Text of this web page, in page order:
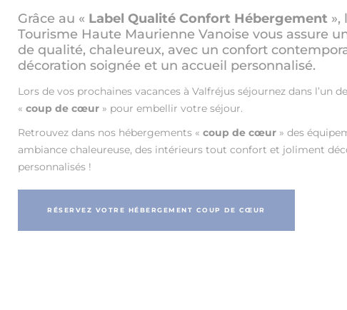
Grâce au « Label Qualité Confort Hébergement »,
Tourisme Haute Maurienne Vanoise vous assure
de qualité, chaleureux, avec un confort
décoration soignée et un accueil personnalisé.
Lors de vos prochaines vacances à Valfréjus séjournez dans l’un
« coup de cœur » pour embellir votre séjour.
Retrouvez dans nos hébergements « coup de cœur » des
ambiance chaleureuse, des intérieurs tout confort et joliment
personnalisés !
RÉSERVEZ VOTRE HÉBERGEMENT COUP DE CŒUR